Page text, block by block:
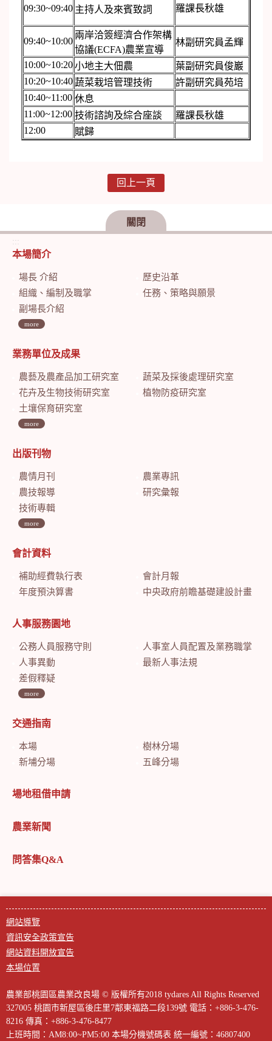
09:30~09:40 主持人及來賓致詞 羅課長秋雄
09:40~10:00
兩岸洽簽經濟合作架構
協議(ECFA)農業宣導
林副研究員孟輝
10:00~10:20小地主大佃農
葉副研究員俊巖
10:20~10:40 蔬菜栽培管理技術
許副研究員苑培
10:40~11:00 休息
11:00~12:00 技術諮詢及綜合座談
羅課長秋雄
12:00
賦歸
回上一頁
關閉
:::
本場簡介
場長 介紹
歷史沿革
組織、編制及職掌
任務、策略與願景
副場長介紹
more
業務單位及成果
農藝及農產品加工研究室
蔬菜及採後處理研究室
花卉及生物技術研究室
植物防疫研究室
土壤保育研究室
more
出版刊物
農情月刊
農業專訊
農技報導
研究彙報
技術專輯
more
會計資料
補助經費執行表
會計月報
年度預決算書
中央政府前瞻基礎建設計畫特別預算會計月報
人事服務園地
公務人員服務守則
人事室人員配置及業務職掌
人事異動
最新人事法規
差假釋疑
more
交通指南
本場
樹林分場
新埔分場
五峰分場
場地租借申請
農業新聞
問答集Q&A
網站導覽
資訊安全政策宣告
網站資料開放宣告
本場位置
農業部桃園區農業改良場 © 版權所有2018 tydares All Rights Reserved
327005 桃園市新屋區後庄里7鄰東福路二段139號 電話：+886-3-476-
8216 傳真：+886-3-476-8477
上班時間：AM8:00~PM5:00 本場分機號碼表 統一編號：46807400